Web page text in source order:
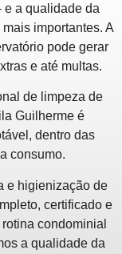
a qualidade da
importantes. A
pode gerar
e até multas.
de limpeza de
Guilherme é
dentro das
consumo.
e higienização de
certificado e
condominial
a qualidade da